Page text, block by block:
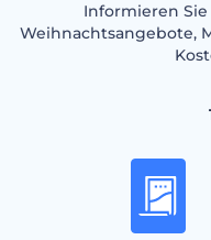
Informieren
Weihnachtsangebote,